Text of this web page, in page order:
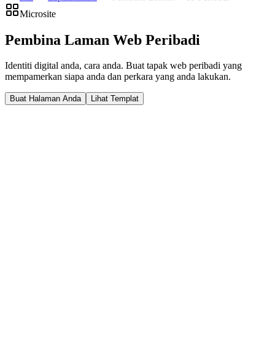
Microsite
Pembina Laman Web Peribadi
Identiti digital anda, cara anda. Buat tapak web peribadi yang
mempamerkan siapa anda dan perkara yang anda lakukan.
Buat Halaman Anda Lihat Templat